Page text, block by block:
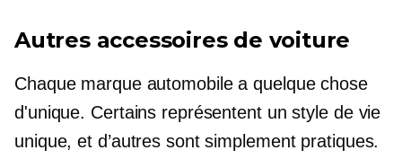
Autres accessoires de voiture
Chaque marque automobile a quelque chose
d'unique. Certains représentent un style de vie
unique, et d’autres sont simplement pratiques.